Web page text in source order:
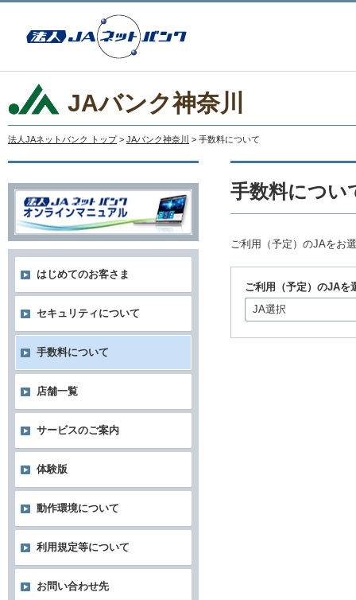
JAバンク神奈川
法人JAネットバンク トップ > JAバンク神奈川 > 手数料について
手数料につい
ご利用（予定）のJAをお
ご利用（予定）のJAを
JA選択
はじめてのお客さま
セキュリティについて
手数料について
店舗一覧
サービスのご案内
体験版
動作環境について
利用規定等について
お問い合わせ先